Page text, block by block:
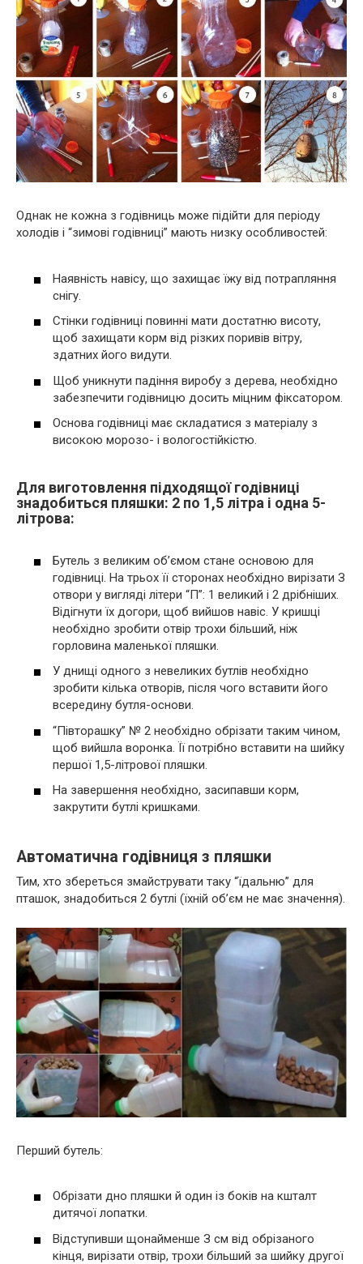
Однак не кожна з годівниць може підійти для періоду
холодів і “зимові годівниці” мають низку особливостей:
Наявність навісу, що захищає їжу від потрапляння
снігу.
Стінки годівниці повинні мати достатню висоту,
щоб захищати корм від різких поривів вітру,
здатних його видути.
Щоб уникнути падіння виробу з дерева, необхідно
забезпечити годівницю досить міцним фіксатором.
Основа годівниці має складатися з матеріалу з
високою морозо- і вологостійкістю.
Для виготовлення підходящої годівниці
знадобиться пляшки: 2 по 1,5 літра і одна 5-
літрова:
Бутель з великим об’ємом стане основою для
годівниці. На трьох її сторонах необхідно вирізати З
отвори у вигляді літери “П”: 1 великий і 2 дрібніших.
Відігнути їх догори, щоб вийшов навіс. У кришці
необхідно зробити отвір трохи більший, ніж
горловина маленької пляшки.
У днищі одного з невеликих бутлів необхідно
зробити кілька отворів, після чого вставити його
всередину бутля-основи.
“Півторашку” № 2 необхідно обрізати таким чином,
щоб вийшла воронка. Її потрібно вставити на шийку
першої 1,5-літрової пляшки.
На завершення необхідно, засипавши корм,
закрутити бутлі кришками.
Автоматична годівниця з пляшки
Тим, хто збереться змайструвати таку “їдальню” для
пташок, знадобиться 2 бутлі (їхній об’єм не має значення).
Перший бутель:
Обрізати дно пляшки й один із боків на кшталт
дитячої лопатки.
Відступивши щонайменше З см від обрізаного
кінця, вирізати отвір, трохи більший за шийку другої